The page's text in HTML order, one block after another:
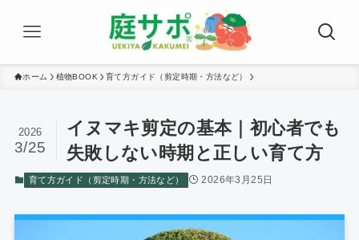
ホーム 植物BOOK 育て方ガイド（剪定時期・方法など）
イヌマキ剪定の基本｜初心者でも
失敗しない時期と正しい育て方
2026
3/25
育て方ガイド（剪定時期・方法など） 2026年3月25日